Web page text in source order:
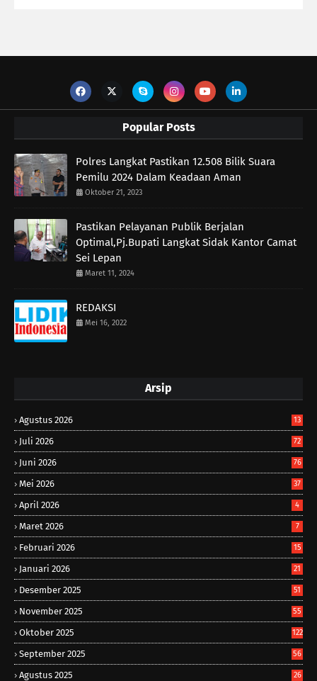
Popular Posts
Polres Langkat Pastikan 12.508 Bilik Suara
Pemilu 2024 Dalam Keadaan Aman
Oktober 21, 2023
Pastikan Pelayanan Publik Berjalan
Optimal,Pj.Bupati Langkat Sidak Kantor Camat
Sei Lepan
Maret 11, 2024
REDAKSI
Mei 16, 2022
Arsip
Agustus 2026 13
Juli 2026 72
Juni 2026 76
Mei 2026 37
April 2026 4
Maret 2026 7
Februari 2026 15
Januari 2026 21
Desember 2025 51
November 2025 55
Oktober 2025 122
September 2025 56
Agustus 2025 26